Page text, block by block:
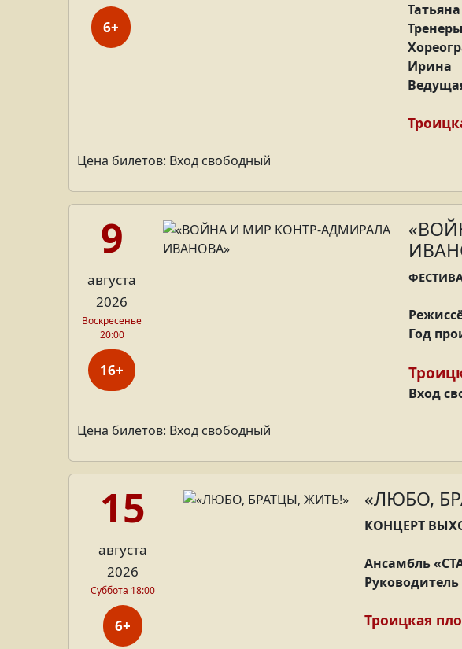
6+
Татьяна
Ирина
Цена билетов: Вход свободный
9
августа
2026
Воскресенье
20:00
16+
Год
Вход
Цена билетов: Вход свободный
15
августа
2026
Суббота 18:00
6+
«ЛЮБО,
КОНЦЕРТ
Ансамбль
Троицкая